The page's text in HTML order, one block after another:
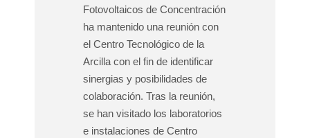
Fotovoltaicos de Concentración
ha mantenido una reunión con
el Centro Tecnológico de la
Arcilla con el fin de identificar
sinergias y posibilidades de
colaboración. Tras la reunión,
se han visitado los laboratorios
e instalaciones de Centro